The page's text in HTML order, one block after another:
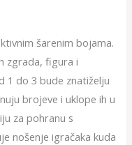
šarenim bojama.
zgrada, figura i
1 do 3 bude znatiželju
brojeve i uklope ih u
za pohranu s
nošenje igračaka kuda